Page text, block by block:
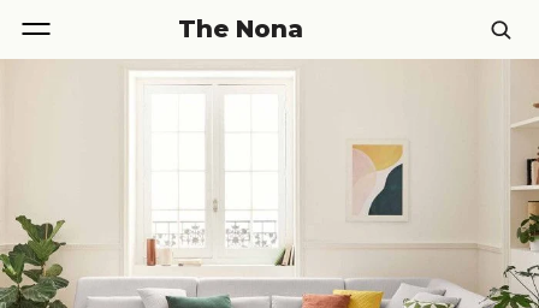
The Nona